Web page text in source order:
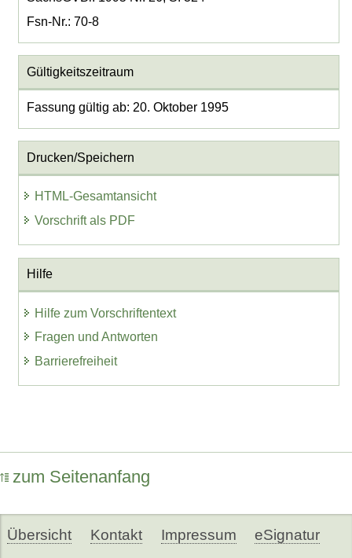
Fsn-Nr.: 70-8
Gültigkeitszeitraum
Fassung gültig ab: 20. Oktober 1995
Drucken/Speichern
HTML-Gesamtansicht
Vorschrift als PDF
Hilfe
Hilfe zum Vorschriftentext
Fragen und Antworten
Barrierefreiheit
zum Seitenanfang
Übersicht Kontakt Impressum eSignatur